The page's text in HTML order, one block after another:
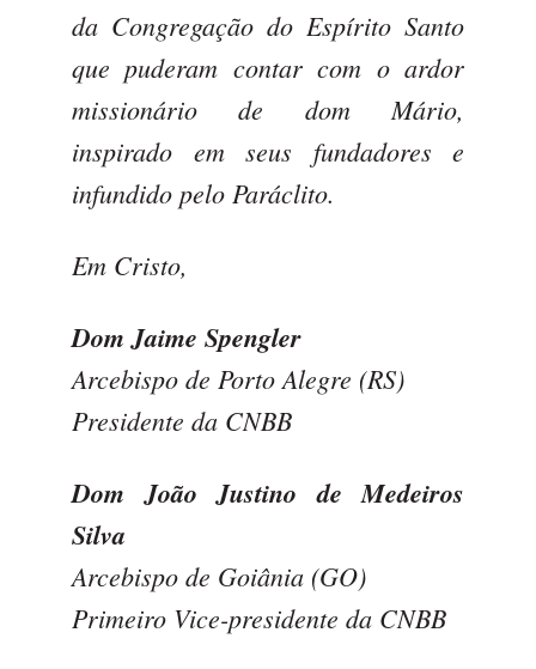
da Congregação do Espírito Santo
que puderam contar com o ardor
missionário de dom Mário,
inspirado em seus fundadores e
infundido pelo Paráclito.
Em Cristo,
Dom Jaime Spengler
Arcebispo de Porto Alegre (RS)
Presidente da CNBB
Dom João Justino de Medeiros
Silva
Arcebispo de Goiânia (GO)
Primeiro Vice-presidente da CNBB